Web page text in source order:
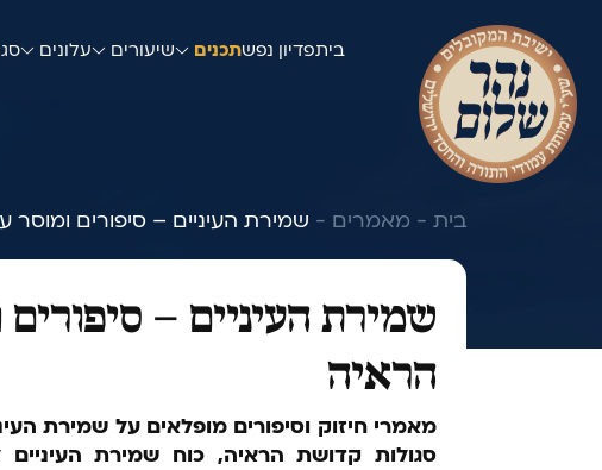
עלונים שיעורים תכניםפדיון נפשבית
בית - מאמרים - שמירת העיניים – סיפורים
שמירת העיניים –
הראיה
מאמרי חיזוק וסיפורים מופלאים על שמירת
סגולות קדושת הראיה, כוח שמירת העיניים